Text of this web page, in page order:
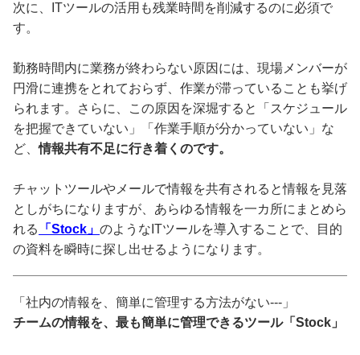
次に、ITツールの活用も残業時間を削減するのに必須で
す。
勤務時間内に業務が終わらない原因には、現場メンバーが
円滑に連携をとれておらず、作業が滞っていることも挙げ
られます。さらに、この原因を深堀すると「スケジュール
を把握できていない」「作業手順が分かっていない」な
ど、情報共有不足に行き着くのです。
チャットツールやメールで情報を共有されると情報を見落
としがちになりますが、あらゆる情報を一カ所にまとめら
れる
「Stock」 のようなITツールを導入することで、目的
の資料を瞬時に探し出せるようになります。
「社内の情報を、簡単に管理する方法がない---」
チームの情報を、最も簡単に管理できるツール「Stock」